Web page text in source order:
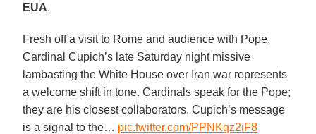
EUA.
Fresh off a visit to Rome and audience with Pope,
Cardinal Cupich’s late Saturday night missive
lambasting the White House over Iran war represents
a welcome shift in tone. Cardinals speak for the Pope;
they are his closest collaborators. Cupich’s message
is a signal to the… pic.twitter.com/PPNKqz2iF8